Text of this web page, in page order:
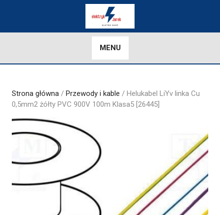
MENU
Strona główna / Przewody i kable / Helukabel LiYv linka Cu
0,5mm2 żółty PVC 900V 100m Klasa5 [26445]